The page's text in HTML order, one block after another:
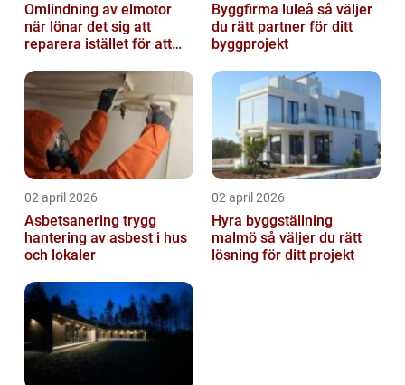
Omlindning av elmotor
när lönar det sig att
reparera istället för att
Byggfirma luleå så väljer
du rätt partner för ditt
byggprojekt
02 april 2026
Asbetsanering trygg
hantering av asbest i hus
och lokaler
02 april 2026
Hyra byggställning
malmö så väljer du rätt
lösning för ditt projekt